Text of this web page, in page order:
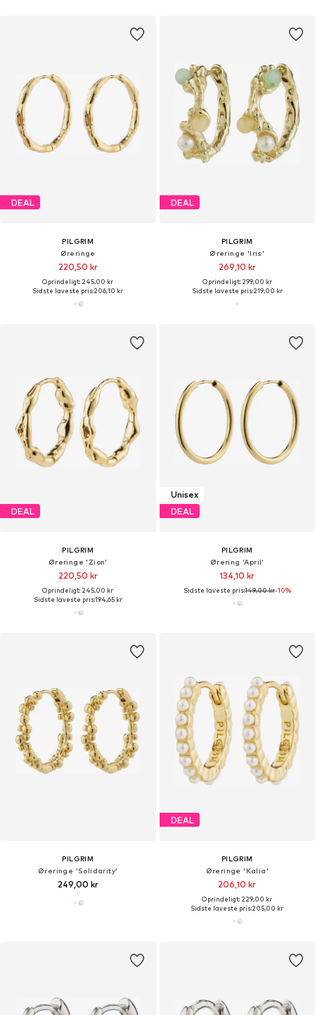
DEAL
PILGRIM
Øreringe
220,50 kr
Oprindeligt: 245,00 kr
Sidste laveste pris:206,10 kr
DEAL
PILGRIM
Øreringe 'Iris'
269,10 kr
Oprindeligt: 299,00 kr
Sidste laveste pris:219,00 kr
DEAL
PILGRIM
Øreringe 'Zion'
220,50 kr
Oprindeligt: 245,00 kr
Sidste laveste pris:194,65 kr
Unisex
DEAL
PILGRIM
Ørering 'April'
134,10 kr
Sidste laveste pris:149,00 kr-10%
PILGRIM
Øreringe 'Solidarity'
249,00 kr
DEAL
PILGRIM
Øreringe 'Kalia'
206,10 kr
Oprindeligt: 229,00 kr
Sidste laveste pris:205,00 kr